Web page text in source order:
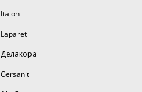
Italon
Laparet
Делакора
Cersanit